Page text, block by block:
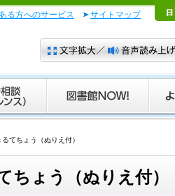
る方へのサービス サイトマップ
てちょう（ぬりえ付）
ちょう（ぬりえ付）